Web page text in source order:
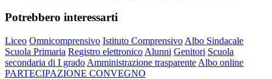
Potrebbero interessarti
Liceo Omnicomprensivo Istituto Comprensivo Albo Sindacale
Scuola Primaria Registro elettronico Alunni Genitori Scuola
secondaria di I grado Amministrazione trasparente Albo online
PARTECIPAZIONE CONVEGNO